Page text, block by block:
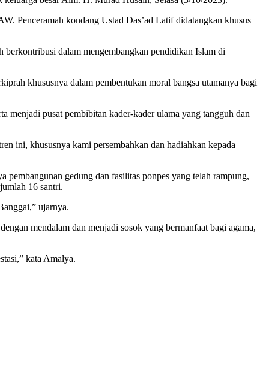
Penceramah kondang Ustad Das’ad Latif didatangkan khusus
berkontribusi dalam mengembangkan pendidikan Islam di
khususnya dalam pembentukan moral bangsa utamanya bagi
menjadi pusat pembibitan kader-kader ulama yang tangguh dan
ini, khususnya kami persembahkan dan hadiahkan kepada
gedung dan fasilitas ponpes yang telah rampung,
16 santri.
ujarnya.
mendalam dan menjadi sosok yang bermanfaat bagi agama,
kata Amalya.